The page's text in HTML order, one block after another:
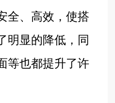
全、高效，使搭
明显的降低，同
等也都提升了许